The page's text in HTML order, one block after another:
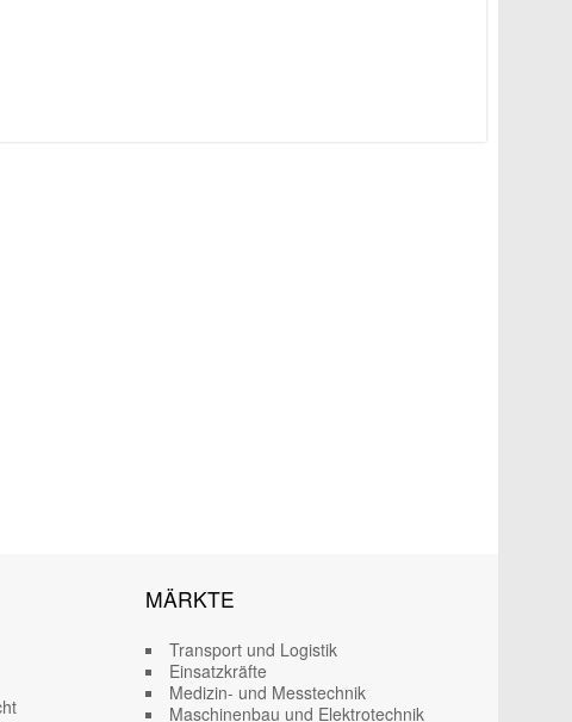
MÄRKTE
Transport und Logistik
Einsatzkräfte
Medizin- und Messtechnik
Maschinenbau und Elektrotechnik